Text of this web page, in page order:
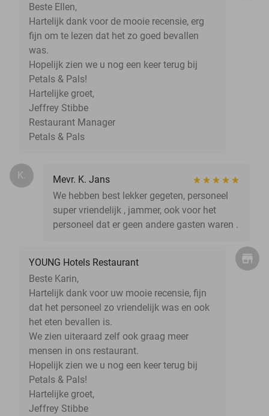
Beste Ellen,
Hartelijk dank voor de mooie recensie, erg
fijn om te lezen dat het zo goed bevallen
was.
Hopelijk zien we u nog een keer terug bij
Petals & Pals!
Hartelijke groet,
Jeffrey Stibbe
Restaurant Manager
Petals & Pals
K.
Mevr. K. Jans
We hebben best lekker gegeten, personeel
super vriendelijk , jammer, ook voor het
personeel dat er geen andere gasten waren .
YOUNG Hotels Restaurant
Beste Karin,
Hartelijk dank voor uw mooie recensie, fijn
dat het personeel zo vriendelijk was en ook
het eten bevallen is.
We zien uiteraard zelf ook graag meer
mensen in ons restaurant.
Hopelijk zien we u nog een keer terug bij
Petals & Pals!
Hartelijke groet,
Jeffrey Stibbe